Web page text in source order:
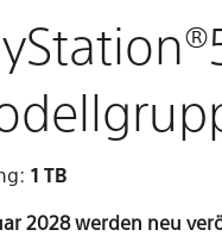
1 TB
2028 werden neu